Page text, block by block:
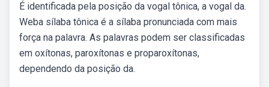
É identificada pela posição da vogal tônica, a vogal da.
Weba sílaba tônica é a sílaba pronunciada com mais
força na palavra. As palavras podem ser classificadas
em oxítonas, paroxítonas e proparoxítonas,
dependendo da posição da.